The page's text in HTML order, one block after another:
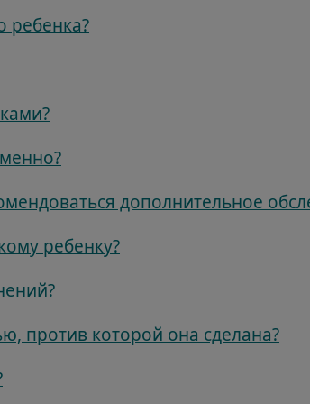
ребенка?
дополнительное
ребенку?
против которой она сделана?